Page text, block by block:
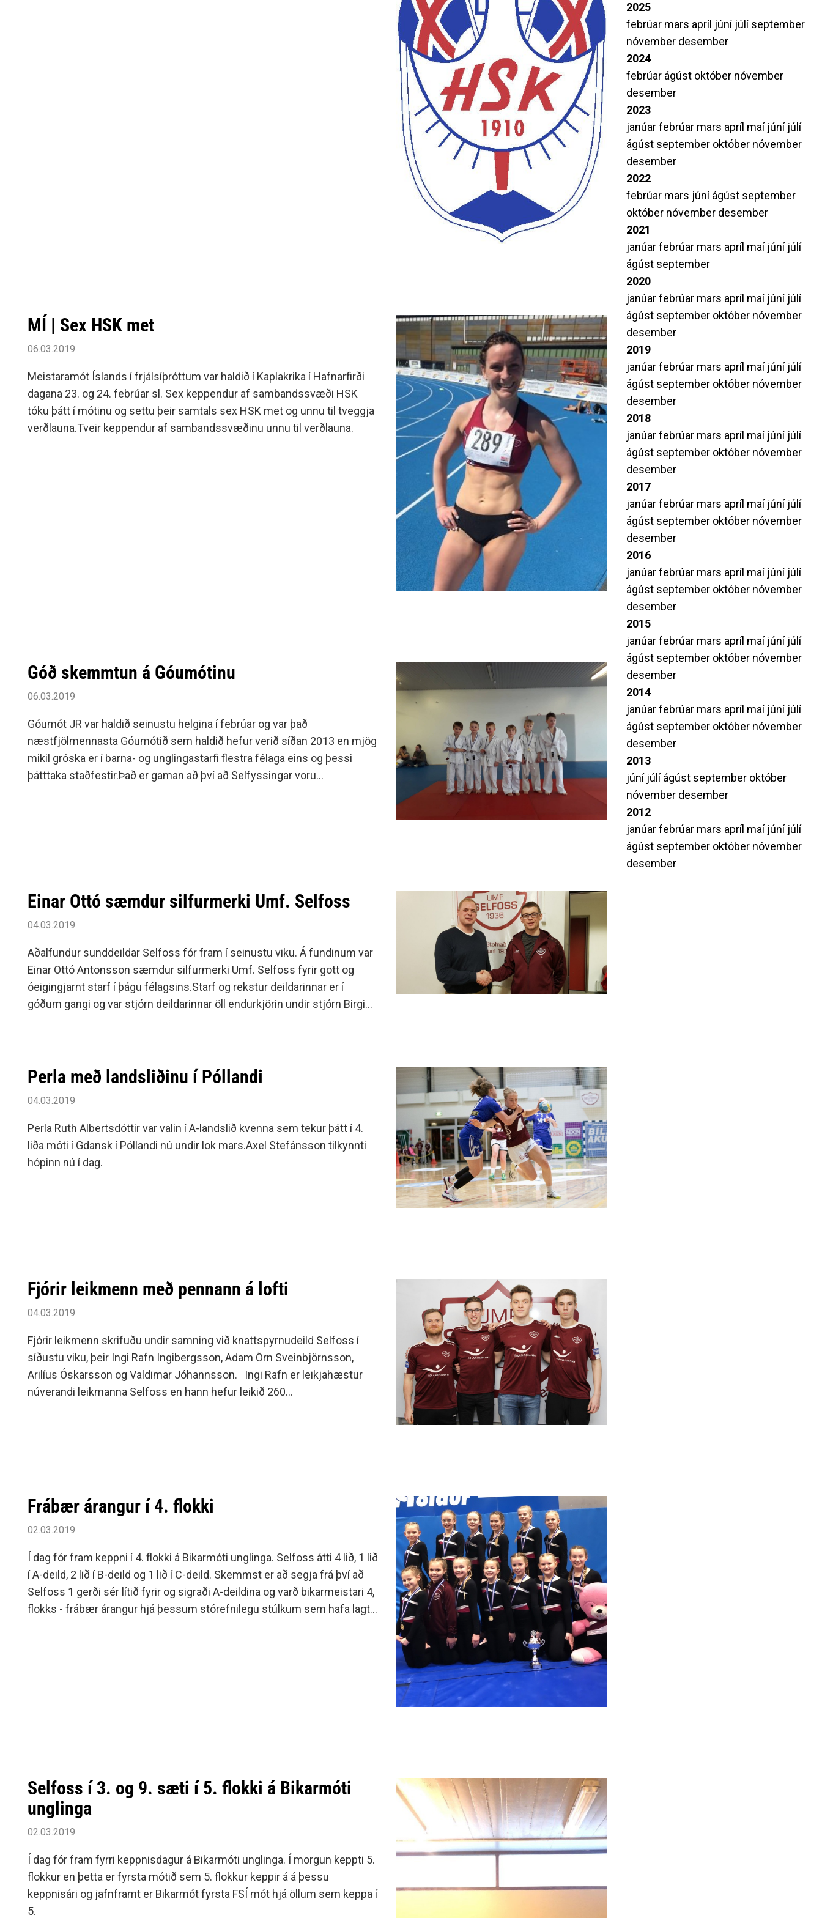
minjanefndar
MÍ | Sex HSK met
06.03.2019
Meistaramót Íslands í frjálsíþróttum var haldið í Kaplakrika í Hafnarfirði
dagana 23. og 24. febrúar sl. Sex keppendur af sambandssvæði HSK
tóku þátt í mótinu og settu þeir samtals sex HSK met og unnu til tveggja
verðlauna.Tveir keppendur af sambandssvæðinu unnu til verðlauna.
Góð skemmtun á Góumótinu
06.03.2019
Góumót JR var haldið seinustu helgina í febrúar og var það
næstfjölmennasta Góumótið sem haldið hefur verið síðan 2013 en mjög
mikil gróska er í barna- og unglingastarfi flestra félaga eins og þessi
þátttaka staðfestir.Það er gaman að því að Selfyssingar voru
Einar Ottó sæmdur silfurmerki Umf. Selfoss
04.03.2019
Aðalfundur sunddeildar Selfoss fór fram í seinustu viku. Á fundinum var
Einar Ottó Antonsson sæmdur silfurmerki Umf. Selfoss fyrir gott og
óeigingjarnt starf í þágu félagsins.Starf og rekstur deildarinnar er í
góðum gangi og var stjórn deildarinnar öll endurkjörin undir stjórn Birgis
Perla með landsliðinu í Póllandi
04.03.2019
Perla Ruth Albertsdóttir var valin í A-landslið kvenna sem tekur þátt í 4.
liða móti í Gdansk í Póllandi nú undir lok mars.Axel Stefánsson tilkynnti
hópinn nú í dag.
Fjórir leikmenn með pennann á lofti
04.03.2019
Fjórir leikmenn skrifuðu undir samning við knattspyrnudeild Selfoss í
síðustu viku, þeir Ingi Rafn Ingibergsson, Adam Örn Sveinbjörnsson,
Arilíus Óskarsson og Valdimar Jóhannsson. Ingi Rafn er leikjahæstur
núverandi leikmanna Selfoss en hann hefur leikið 260
Frábær árangur í 4. flokki
02.03.2019
Í dag fór fram keppni í 4. flokki á Bikarmóti unglinga. Selfoss átti 4 lið, 1 lið
í A-deild, 2 lið í B-deild og 1 lið í C-deild. Skemmst er að segja frá því að
Selfoss 1 gerði sér lítið fyrir og sigraði A-deildina og varð bikarmeistari 4,
flokks - frábær árangur hjá þessum stórefnilegu stúlkum sem hafa lagt
Selfoss í 3. og 9. sæti í 5. flokki á Bikarmóti
unglinga
02.03.2019
Í dag fór fram fyrri keppnisdagur á Bikarmóti unglinga. Í morgun keppti 5.
flokkur en þetta er fyrsta mótið sem 5. flokkur keppir á á þessu
keppnisári og jafnframt er Bikarmót fyrsta FSÍ mót hjá öllum sem keppa í
5.
2025
febrúar mars apríl júní júlíseptember
nóvember desember
2024
febrúar ágúst október nóvember
desember
2023
janúarfebrúar mars apríl maí júní júlí
ágúst september október nóvember
desember
2022
febrúar mars júníágúst september
október nóvember desember
2021
janúarfebrúar mars apríl maí júní júlí
ágúst september
2020
janúarfebrúar mars apríl maí júní júlí
ágúst september október nóvember
desember
2019
janúarfebrúar mars apríl maí júní júlí
ágúst september október nóvember
desember
2018
janúarfebrúar mars apríl maí júní júlí
ágúst september október nóvember
desember
2017
janúarfebrúar mars apríl maí júní júlí
ágúst september október nóvember
desember
2016
janúarfebrúar mars apríl maí júní júlí
ágúst september október nóvember
desember
2015
janúarfebrúar mars apríl maí júní júlí
ágúst september október nóvember
desember
2014
janúarfebrúar mars apríl maí júní júlí
ágúst september október nóvember
desember
2013
júní júlíágúst september október
nóvember desember
2012
janúarfebrúar mars apríl maí júní júlí
ágúst september október nóvember
desember